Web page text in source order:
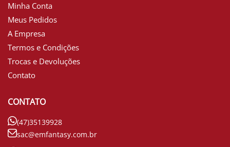
Minha Conta
Meus Pedidos
A Empresa
Termos e Condições
Trocas e Devoluções
Contato
CONTATO
(47)35139928
sac@emfantasy.com.br